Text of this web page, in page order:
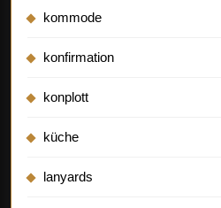
kommode
konfirmation
konplott
küche
lanyards